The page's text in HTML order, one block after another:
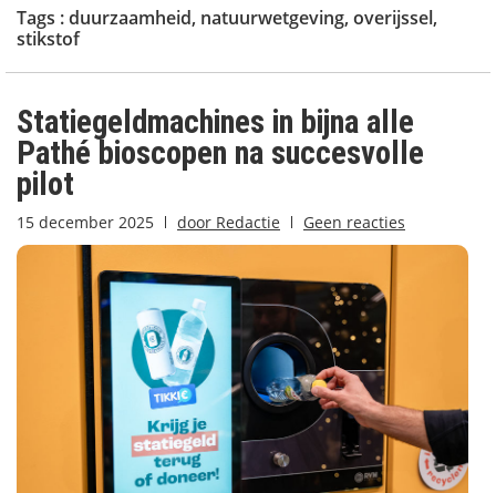
Tags :duurzaamheid, natuurwetgeving, overijssel,
stikstof
Statiegeldmachines in bijna alle
Pathé bioscopen na succesvolle
pilot
15 december 2025 door Redactie Geen reacties